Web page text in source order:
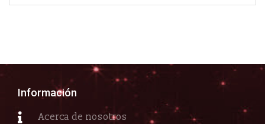
Información
Acerca de nosotros